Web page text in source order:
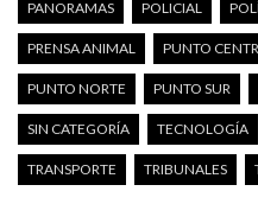
PANORAMAS POLICIAL
PRENSA ANIMAL PUNTO
PUNTO NORTE PUNTO SUR
SIN CATEGORÍA TECNOLOGÍA
TRANSPORTE TRIBUNALES